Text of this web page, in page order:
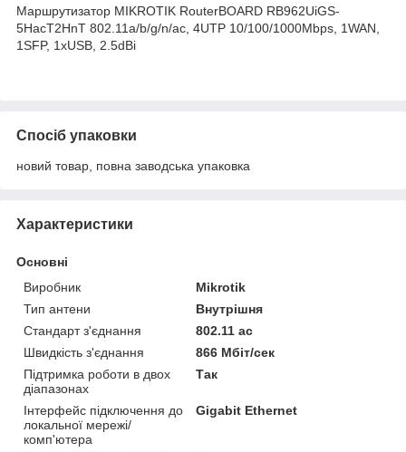
Маршрутизатор MIKROTIK RouterBOARD RB962UiGS-
5HacT2HnT 802.11a/b/g/n/ac, 4UTP 10/100/1000Mbps, 1WAN,
1SFP, 1xUSB, 2.5dBi
Спосіб упаковки
новий товар, повна заводська упаковка
Характеристики
Основні
Виробник
Mikrotik
Тип антени
Внутрішня
Стандарт з'єднання
802.11 ac
Швидкість з'єднання
866 Мбіт/сек
Підтримка роботи в двох
діапазонах
Так
Інтерфейс підключення до
локальної мережі/
комп'ютера
Gigabit Ethernet